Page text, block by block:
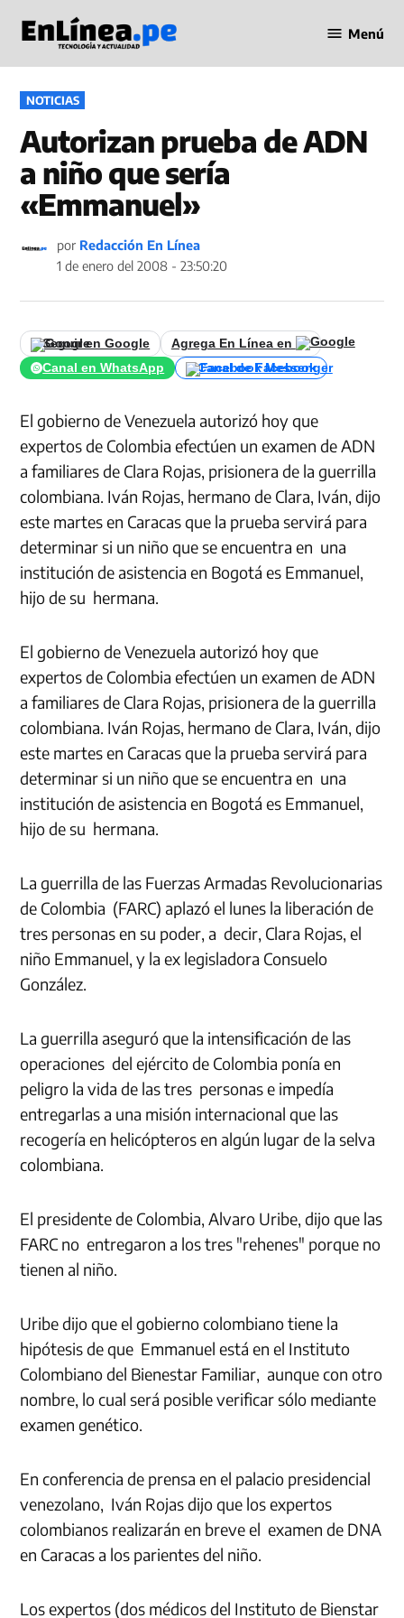
contenido
en Línea
Menú
PUBLICADO
EN
NOTICIAS
Autorizan prueba de ADN
a niño que sería
«Emmanuel»
por Redacción En Línea
1 de enero del 2008 - 23:50:20
Seguir en Google
Agrega En Línea en
Canal en WhatsApp
Canal de Facebook
El gobierno de Venezuela autorizó hoy que
expertos de Colombia efectúen un examen de ADN
a familiares de Clara Rojas, prisionera de la guerrilla
colombiana. Iván Rojas, hermano de Clara, Iván, dijo
este martes en Caracas que la prueba servirá para
determinar si un niño que se encuentra en una
institución de asistencia en Bogotá es Emmanuel,
hijo de su hermana.
El gobierno de Venezuela autorizó hoy que
expertos de Colombia efectúen un examen de ADN
a familiares de Clara Rojas, prisionera de la guerrilla
colombiana. Iván Rojas, hermano de Clara, Iván, dijo
este martes en Caracas que la prueba servirá para
determinar si un niño que se encuentra en una
institución de asistencia en Bogotá es Emmanuel,
hijo de su hermana.
La guerrilla de las Fuerzas Armadas Revolucionarias
de Colombia (FARC) aplazó el lunes la liberación de
tres personas en su poder, a decir, Clara Rojas, el
niño Emmanuel, y la ex legisladora Consuelo
González.
La guerrilla aseguró que la intensificación de las
operaciones del ejército de Colombia ponía en
peligro la vida de las tres personas e impedía
entregarlas a una misión internacional que las
recogería en helicópteros en algún lugar de la selva
colombiana.
El presidente de Colombia, Alvaro Uribe, dijo que las
FARC no entregaron a los tres "rehenes" porque no
tienen al niño.
Uribe dijo que el gobierno colombiano tiene la
hipótesis de que Emmanuel está en el Instituto
Colombiano del Bienestar Familiar, aunque con otro
nombre, lo cual será posible verificar sólo mediante
examen genético.
En conferencia de prensa en el palacio presidencial
venezolano, Iván Rojas dijo que los expertos
colombianos realizarán en breve el examen de DNA
en Caracas a los parientes del niño.
Los expertos (dos médicos del Instituto de Bienstar